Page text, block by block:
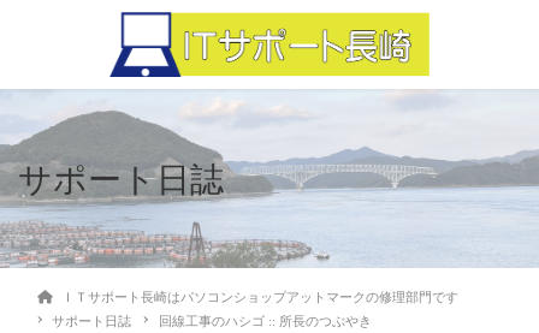
サポート日誌
ＩＴサポート長崎はパソコンショップアットマークの修理部門です
サポート日誌
回線工事のハシゴ :: 所長のつぶやき